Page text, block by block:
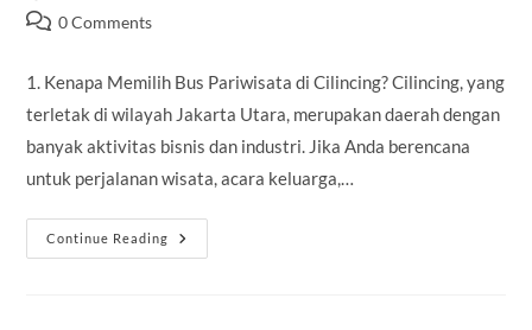
author:
published:
Post0 Comments
1. Kenapa Memilih Bus Pariwisata di Cilincing? Cilincing, yang
terletak di wilayah Jakarta Utara, merupakan daerah dengan
banyak aktivitas bisnis dan industri. Jika Anda berencana
untuk perjalanan wisata, acara keluarga,…
Continue Reading
Sewa
Bus